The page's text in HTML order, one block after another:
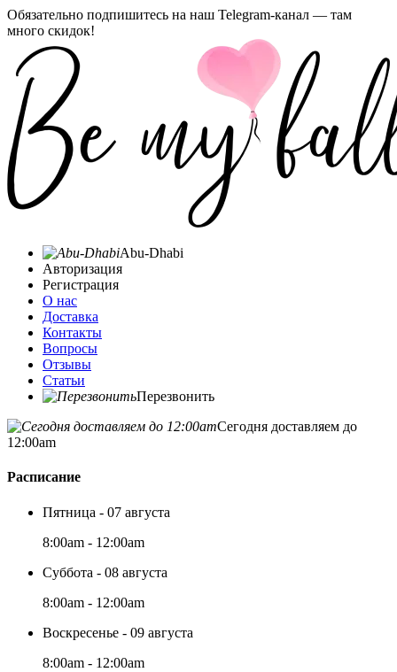
Обязательно подпишитесь на наш Telegram-канал — там
много скидок!
Abu-Dhabi
Авторизация
Регистрация
О нас
Доставка
Контакты
Вопросы
Отзывы
Статьи
Перезвонить
Сегодня доставляем до
12:00am
Расписание
Пятница - 07 августа
8:00am - 12:00am
Суббота - 08 августа
8:00am - 12:00am
Воскресенье - 09 августа
8:00am - 12:00am